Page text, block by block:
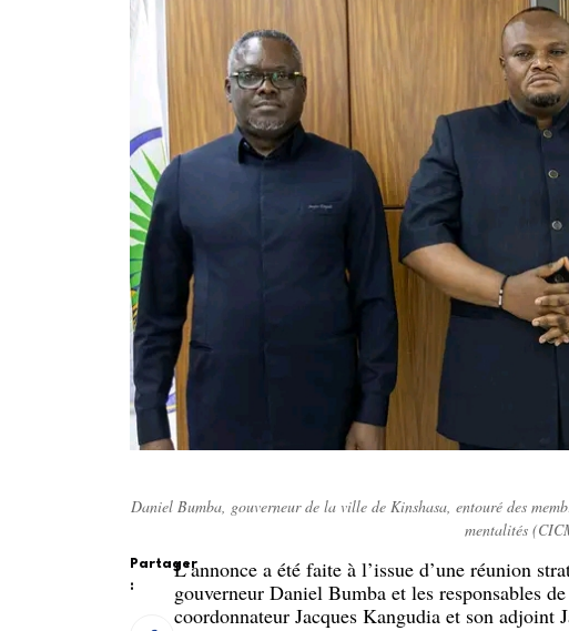
Daniel Bumba, gouverneur de la ville de Kinshasa, entouré des
mentalités
Partager
:
L’annonce a été faite à l’issue d’une réunion
gouverneur Daniel Bumba et les responsables
coordonnateur Jacques Kangudia et son adjoint